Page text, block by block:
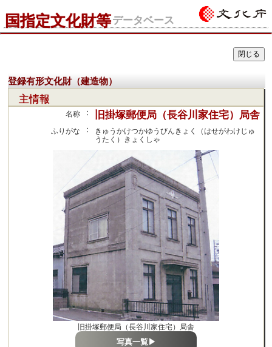
国指定文化財等データベース
登録有形文化財（建造物）
主情報
名称 ： 旧掛塚郵便局（長谷川家住宅）局舎
ふりがな ：
きゅうかけつかゆうびんきょく（はせがわけじゅ
うたく）きょくしゃ
旧掛塚郵便局（長谷川家住宅）局舎
写真一覧▶